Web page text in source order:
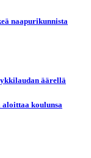
naapurikunnista
äärellä
aloittaa koulunsa